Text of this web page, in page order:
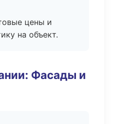
цены и
на объект.
Фасады и